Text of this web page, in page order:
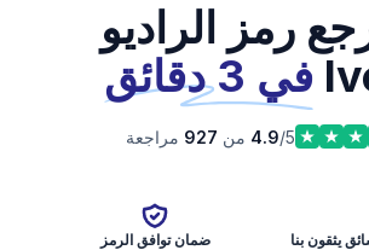
رمز الراديو
في 3 دقائق
4.9/5 من 927 مراجعة
ضمان توافق الرمز